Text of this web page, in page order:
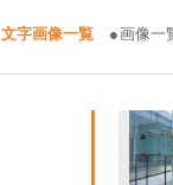
文字画像一覧 画像一